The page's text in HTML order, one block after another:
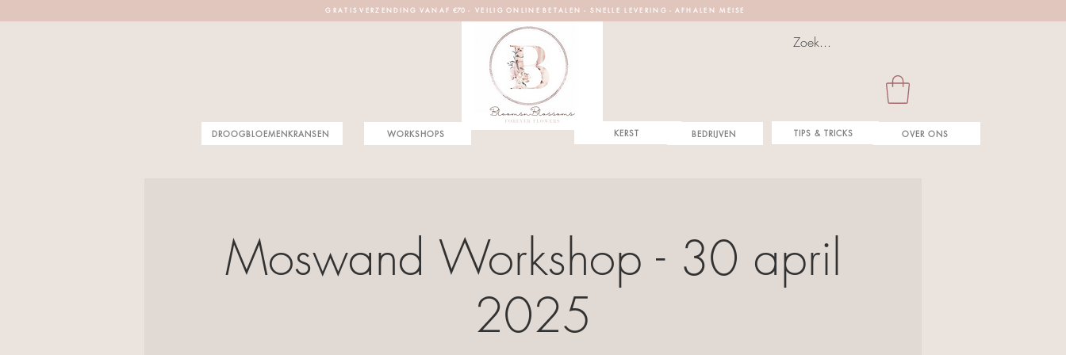
G R A T I S V E R Z E N D I N G V A N A F €70 - V E I L I G O N L I N E B E T A L E N - S N E L L E L E V E R I N G - A F H A L E N M E I S E
WORKSHOPS
DROOGBLOEMENKRANSEN BEDRIJVEN OVER ONS
TIPS & TRICKS
KERST
Moswand Workshop - 30 april
2025